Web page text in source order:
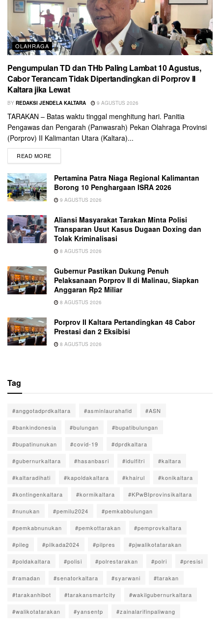
OLAHRAGA
Pengumpulan TD dan THb Paling Lambat 10 Agustus,
Cabor Terancam Tidak Dipertandingkan di Porprov II
Kaltara jika Lewat
BY REDAKSI JENDELA KALTARA 9 AGUSTUS 2026
TARAKAN – Batas waktu tinggal menghitung hari. Panitia
Pengawas dan Pengarah (Panwasrah) Pekan Olahraga Provinsi
(Porprov) II Kalimantan Utara (Kaltara)...
READ MORE
Pertamina Patra Niaga Regional Kalimantan
Borong 10 Penghargaan ISRA 2026
9 AGUSTUS 2026
Aliansi Masyarakat Tarakan Minta Polisi
Transparan Usut Kasus Dugaan Doxing dan
Tolak Kriminalisasi
8 AGUSTUS 2026
Gubernur Pastikan Dukung Penuh
Pelaksanaan Porprov II di Malinau, Siapkan
Anggaran Rp2 Miliar
8 AGUSTUS 2026
Porprov II Kaltara Pertandingkan 48 Cabor
Prestasi dan 2 Eksibisi
8 AGUSTUS 2026
Tag
#anggotadprdkaltara #asminlaurahafid #ASN
#bankindonesia #bulungan #bupatibulungan
#bupatinunukan #covid-19 #dprdkaltara
#gubernurkaltara #hasanbasri #idulfitri #kaltara
#kaltaradihati #kapoldakaltara #khairul #konikaltara
#kontingenkaltara #kormikaltara #KPwBIprovinsikaltara
#nunukan #pemilu2024 #pemkabbulungan
#pemkabnunukan #pemkottarakan #pemprovkaltara
#pileg #pilkada2024 #pilpres #pjwalikotatarakan
#poldakaltara #polisi #polrestarakan #polri #presisi
#ramadan #senatorkaltara #syarwani #tarakan
#tarakanhibot #tarakansmartcity #wakilgubernurkaltara
#walikotatarakan #yansentp #zainalarifinpaliwang